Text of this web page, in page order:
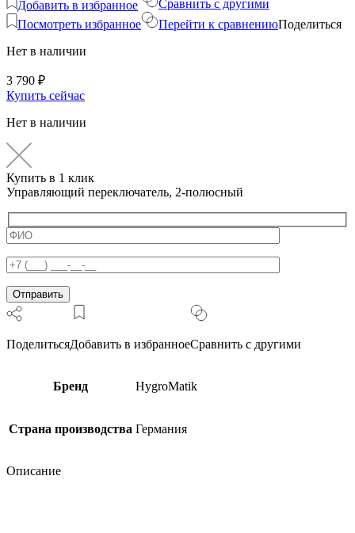
Добавить в избранное
Посмотреть избранное
Сравнить с другими
Перейти к сравнениюПоделиться
Нет в наличии
3 790 ₽
Купить сейчас
Нет в наличии
Купить в 1 клик
Управляющий переключатель, 2-полюсный
ПоделитьсяДобавить в избранноеСравнить с другими
Бренд HygroMatik
Страна производства Германия
Описание